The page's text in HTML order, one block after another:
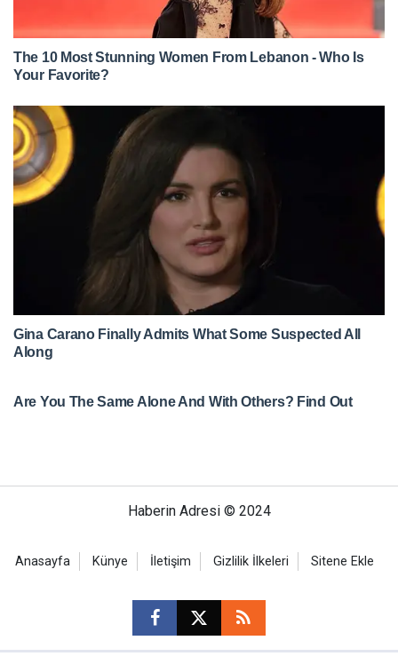
Haberin Adresi © 2024
Anasayfa Künye İletişim Gizlilik İlkeleri Sitene Ekle